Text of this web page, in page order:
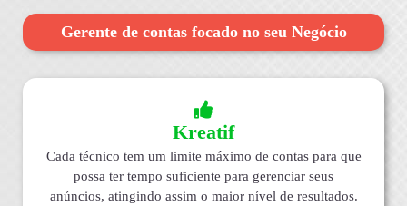
Gerente de contas focado no seu Negócio
Kreatif
Cada técnico tem um limite máximo de contas para que
possa ter tempo suficiente para gerenciar seus
anúncios, atingindo assim o maior nível de resultados.